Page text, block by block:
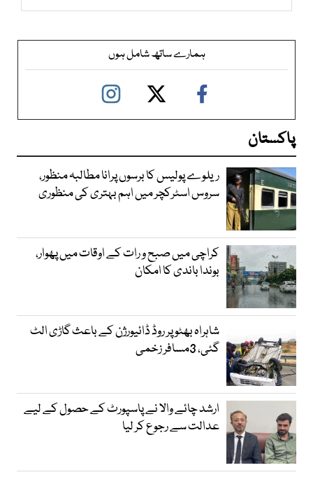
ہمارے ساتھ شامل ہوں
پاکستان
ریلوے پولیس کا برسوں پرانا مطالبہ منظور،
سروس اسٹرکچر میں اہم بہتری کی منظوری
کراچی میں صبح و رات کے اوقات میں پھوار،
بوندا باندی کا امکان
شاہراہ بھٹو پر روڈ ڈائیورژن کے باعث گاڑی الٹ
گئی، 3مسافر زخمی
ارشد چائے والا نے پاسپورٹ کے حصول کے لیے
عدالت سے رجوع کر لیا